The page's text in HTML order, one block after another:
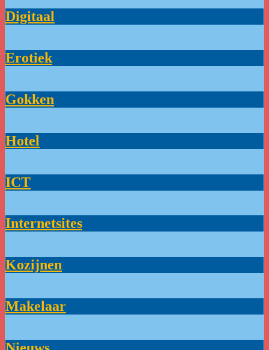
Digitaal
Erotiek
Gokken
Hotel
ICT
Internetsites
Kozijnen
Makelaar